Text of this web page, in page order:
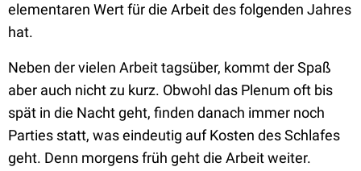
elementaren Wert für die Arbeit des folgenden Jahres
hat.
Neben der vielen Arbeit tagsüber, kommt der Spaß
aber auch nicht zu kurz. Obwohl das Plenum oft bis
spät in die Nacht geht, finden danach immer noch
Parties statt, was eindeutig auf Kosten des Schlafes
geht. Denn morgens früh geht die Arbeit weiter.